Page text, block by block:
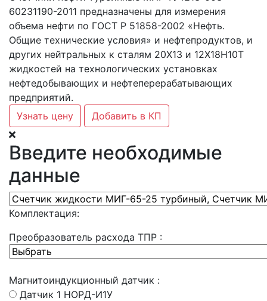
60231190-2011 предназначены для измерения
объема нефти по ГОСТ Р 51858-2002 «Нефть.
Общие технические условия» и нефтепродуктов, и
других нейтральных к сталям 20Х13 и 12Х18Н10Т
жидкостей на технологических установках
нефтедобывающих и нефтеперерабатывающих
предприятий.
Узнать цену
Добавить в КП
Введите необходимые
данные
Комплектация:
Преобразователь расхода ТПР :
Магнитоиндукционный датчик :
Датчик 1 НОРД-И1У